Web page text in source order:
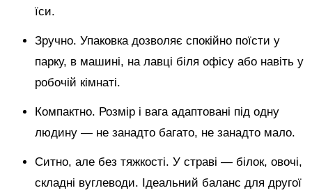
їси.
Зручно. Упаковка дозволяє спокійно поїсти у
парку, в машині, на лавці біля офісу або навіть у
робочій кімнаті.
Компактно. Розмір і вага адаптовані під одну
людину — не занадто багато, не занадто мало.
Ситно, але без тяжкості. У страві — білок, овочі,
складні вуглеводи. Ідеальний баланс для другої